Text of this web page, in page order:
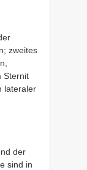
zweites
Sternit
lateraler
der
sind in